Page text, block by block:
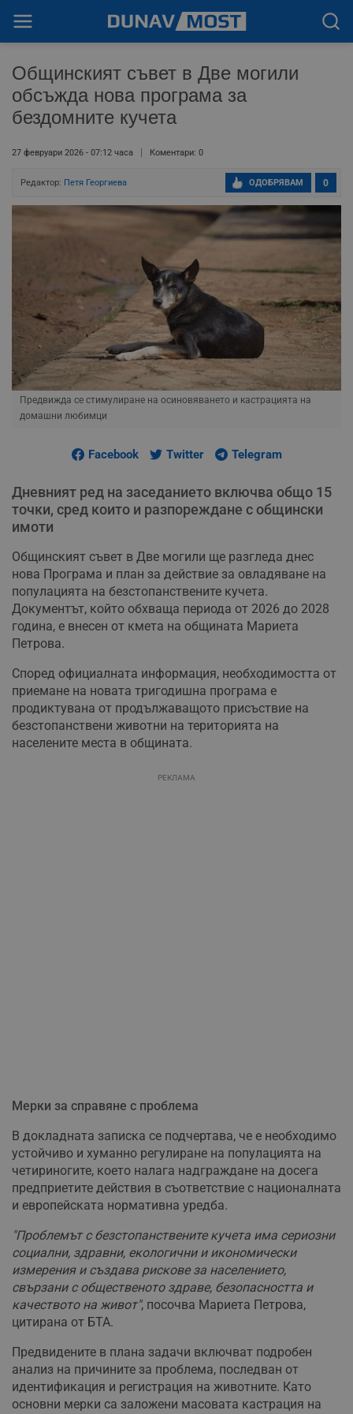
Общинският съвет в Две могили
обсъжда нова програма за
бездомните кучета
27 февруари 2026 - 07:12 часа Коментари: 0
Редактор: Петя Георгиева 0
ОДОБРЯВАМ
Предвижда се стимулиране на осиновяването и кастрацията на
домашни любимци
Facebook Twitter Telegram
Дневният ред на заседанието включва общо 15
точки, сред които и разпореждане с общински
имоти
Общинският съвет в Две могили ще разгледа днес
нова Програма и план за действие за овладяване на
популацията на безстопанствените кучета.
Документът, който обхваща периода от 2026 до 2028
година, е внесен от кмета на общината Мариета
Петрова.
Според официалната информация, необходимостта от
приемане на новата тригодишна програма е
продиктувана от продължаващото присъствие на
безстопанствени животни на територията на
населените места в общината.
РЕКЛАМА
Мерки за справяне с проблема
В докладната записка се подчертава, че е необходимо
устойчиво и хуманно регулиране на популацията на
четириногите, което налага надграждане на досега
предприетите действия в съответствие с националната
и европейската нормативна уредба.
"Проблемът с безстопанствените кучета има сериозни
социални, здравни, екологични и икономически
измерения и създава рискове за населението,
свързани с общественото здраве, безопасността и
качеството на живот", посочва Мариета Петрова,
цитирана от БТА.
Предвидените в плана задачи включват подробен
анализ на причините за проблема, последван от
идентификация и регистрация на животните. Като
основни мерки са заложени масовата кастрация на